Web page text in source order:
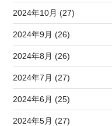
2024年10月 (27)
2024年9月 (26)
2024年8月 (26)
2024年7月 (27)
2024年6月 (25)
2024年5月 (27)